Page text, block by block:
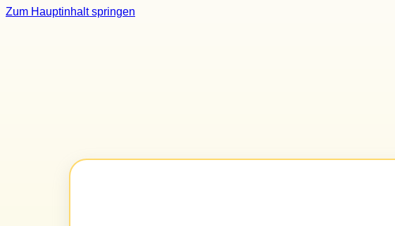
Zum Hauptinhalt springen